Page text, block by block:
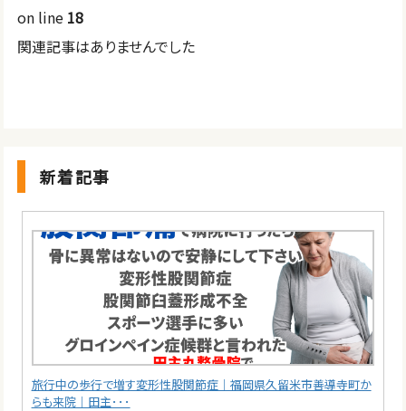
on line 18
関連記事はありませんでした
新着記事
旅行中の歩行で増す変形性股関節症｜福岡県久留米市善導寺町か
らも来院｜田主･･･